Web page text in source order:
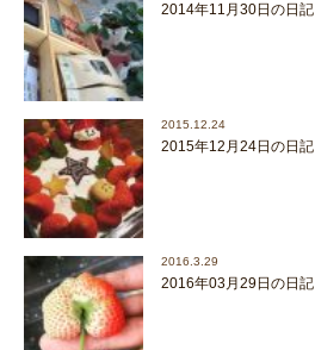
2014年11月30日の日記
2015.12.24
2015年12月24日の日記
2016.3.29
2016年03月29日の日記